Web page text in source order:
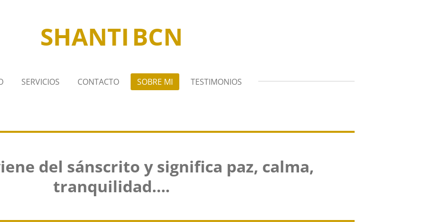
SHANTI BCN
SERVICIOS CONTACTO SOBRE MI TESTIMONIOS
del sánscrito y significa paz, calma,
tranquilidad….